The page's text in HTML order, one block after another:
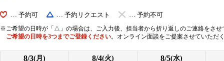
… 予約可 … 予約リクエスト … 予約不可
ご希望の日時が「△」の場合は、ご入力後、担当者から折り返しのご連絡をさせ
ご希望の日時を3つまでご登録ください。オンライン面談をご提案させていただ
8/3(月) 8/4(火) 8/5(水)